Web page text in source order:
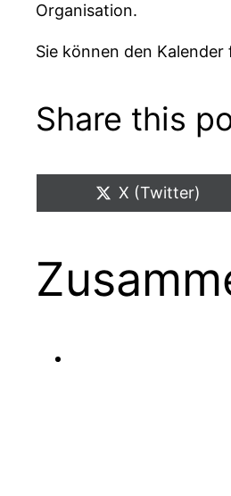
Organisation.
Sie können den Kalender
Share this
Share
on
X (Twitter)